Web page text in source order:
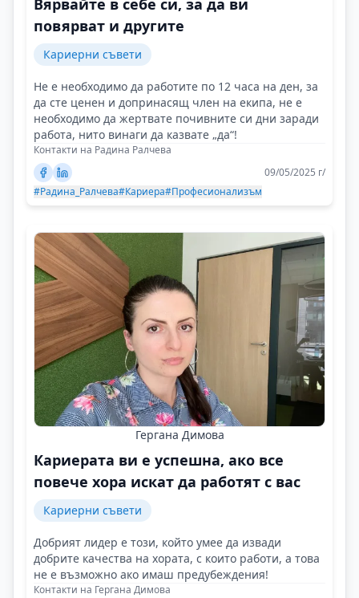
повярват и другите
Кариерни съвети
Не е необходимо да работите по 12 часа на ден, за
да сте ценен и допринасящ член на екипа, не е
необходимо да жертвате почивните си дни заради
работа, нито винаги да казвате „да“!
Контакти на Радина Ралчева
09/05/2025 г/
#Радина_Ралчева#Кариера#Професионализъм
Гергана Димова
Кариерата ви е успешна, ако все
повече хора искат да работят с вас
Кариерни съвети
Добрият лидер е този, който умее да извади
добрите качества на хората, с които работи, а това
не е възможно ако имаш предубеждения!
Контакти на Гергана Димова